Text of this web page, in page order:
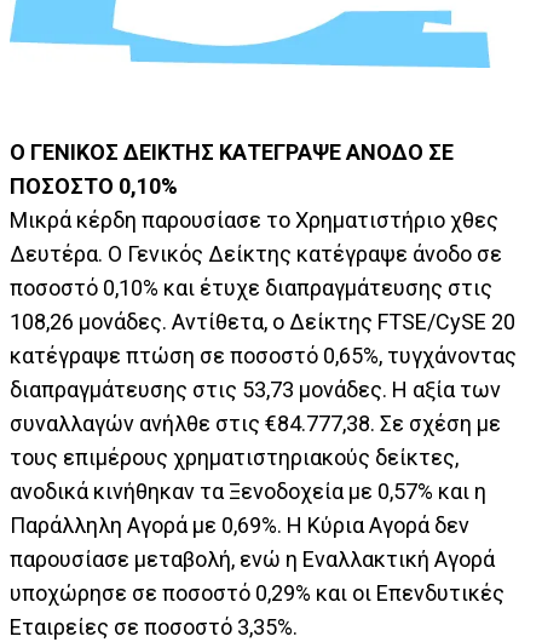
Ο ΓΕΝΙΚΟΣ ΔΕΙΚΤΗΣ ΚΑΤΕΓΡΑΨΕ ΑΝΟΔΟ ΣΕ
ΠΟΣΟΣΤΟ 0,10%
Μικρά κέρδη παρουσίασε το Χρηματιστήριο χθες
Δευτέρα. Ο Γενικός Δείκτης κατέγραψε άνοδο σε
ποσοστό 0,10% και έτυχε διαπραγμάτευσης στις
108,26 μονάδες. Αντίθετα, ο Δείκτης FTSE/CySE 20
κατέγραψε πτώση σε ποσοστό 0,65%, τυγχάνοντας
διαπραγμάτευσης στις 53,73 μονάδες. Η αξία των
συναλλαγών ανήλθε στις €84.777,38. Σε σχέση με
τους επιμέρους χρηματιστηριακούς δείκτες,
ανοδικά κινήθηκαν τα Ξενοδοχεία με 0,57% και η
Παράλληλη Αγορά με 0,69%. Η Κύρια Αγορά δεν
παρουσίασε μεταβολή, ενώ η Εναλλακτική Αγορά
υποχώρησε σε ποσοστό 0,29% και οι Επενδυτικές
Εταιρείες σε ποσοστό 3,35%.